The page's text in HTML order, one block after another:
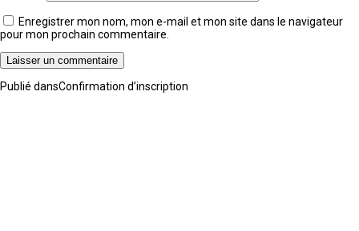
Enregistrer mon nom, mon e-mail et mon site dans le navigateur
pour mon prochain commentaire.
Navigation
Publié dansConfirmation d’inscription